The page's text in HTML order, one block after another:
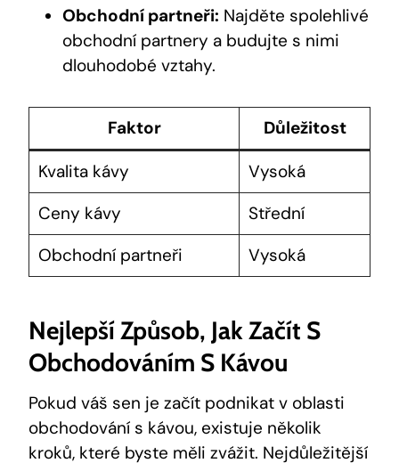
Obchodní partneři: Najděte spolehlivé
obchodní partnery a budujte s nimi
dlouhodobé vztahy.
Faktor
Důležitost
Kvalita kávy
Vysoká
Ceny kávy
Střední
Obchodní partneři
Vysoká
Nejlepší Způsob, Jak Začít S
Obchodováním S Kávou
Pokud váš sen je začít podnikat v oblasti
obchodování s kávou, existuje několik
kroků, které byste měli zvážit. Nejdůležitější